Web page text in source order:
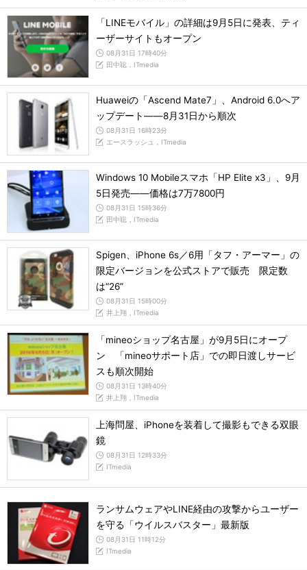
「LINEモバイル」の詳細は9月5日に発表、ティ
ーザーサイトもオープン
08月31日 17時40分
田中聡，ITmedia
Huaweiの「Ascend Mate7」、Android 6.0へア
ップデート――8月31日から順次
08月31日 16時23分
エースラッシュ，ITmedia
Windows 10 Mobileスマホ「HP Elite x3」、9月
5日発売――価格は7万7800円
08月31日 15時36分
田中聡，ITmedia
Spigen、iPhone 6s／6用「タフ・アーマー」の
限定バージョンを公式ストアで販売 限定数
は“26”
08月31日 15時00分
井上翔，ITmedia
「mineoショップ名古屋」が9月5日にオープ
ン 「mineoサポート店」での即日渡しサービ
スも順次開始
08月31日 13時40分
井上翔，ITmedia
上海問屋、iPhoneを装着して撮影もできる双眼
鏡
08月31日 12時33分
ITmedia
ランサムウェアやLINE経由の攻撃からユーザー
を守る「ウイルスバスター」最新版
08月31日 11時12分
ITmedia